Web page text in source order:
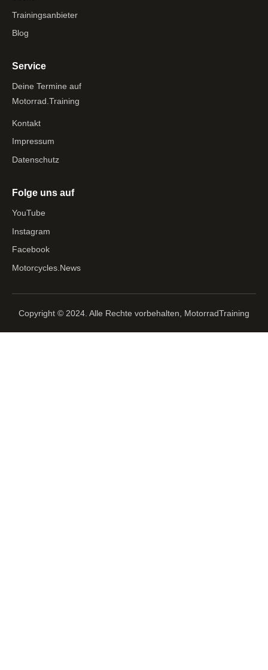
Trainingsanbieter
Blog
Service
Deine Termine auf
Motorrad.Training
Kontakt
Impressum
Datenschutz
Folge uns auf
YouTube
Instagram
Facebook
Motorcycles.News
Copyright © 2024. Alle Rechte vorbehalten, MotorradTraining